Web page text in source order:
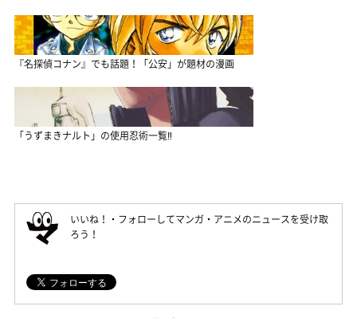
『名探偵コナン』でも話題！「公安」が題材の漫画
「うずまきナルト」の使用忍術一覧‼
いいね！・フォローしてマンガ・アニメのニュースを受け取
ろう！